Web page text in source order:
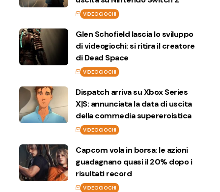
VIDEOGIOCHI
Glen Schofield lascia lo sviluppo
di videogiochi: si ritira il creatore
di Dead Space
VIDEOGIOCHI
Dispatch arriva su Xbox Series
X|S: annunciata la data di uscita
della commedia supereroistica
VIDEOGIOCHI
Capcom vola in borsa: le azioni
guadagnano quasi il 20% dopo i
risultati record
VIDEOGIOCHI